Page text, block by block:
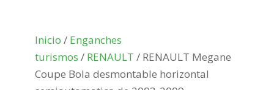
Inicio / Enganches
turismos / RENAULT / RENAULT Megane
Coupe Bola desmontable horizontal